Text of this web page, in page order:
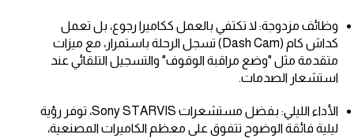
وظائف مزدوجة: لا تكتفي بالعمل ككاميرا رجوع، بل تعمل
كداش كام (Dash Cam) تسجل الرحلة باستمرار، مع ميزات
متقدمة مثل "وضع مراقبة الوقوف" والتسجيل التلقائي عند
استشعار الصدمات.
الأداء الليلي: بفضل مستشعرات Sony STARVIS، توفر رؤية
ليلية فائقة الوضوح تتفوق على معظم الكاميرات المصنعية،